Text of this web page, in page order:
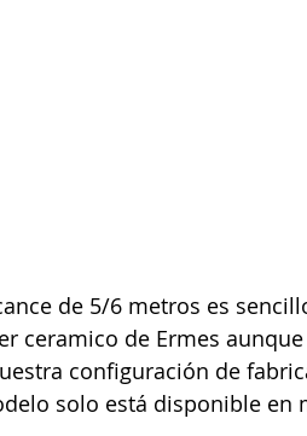
de 5/6 metros es
ceramico de Ermes
configuración de
solo está disponible en